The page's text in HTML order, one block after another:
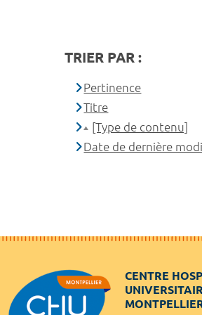
TRIER PAR :
Pertinence
Titre
[Type de contenu]
Date de dernière
CENTRE